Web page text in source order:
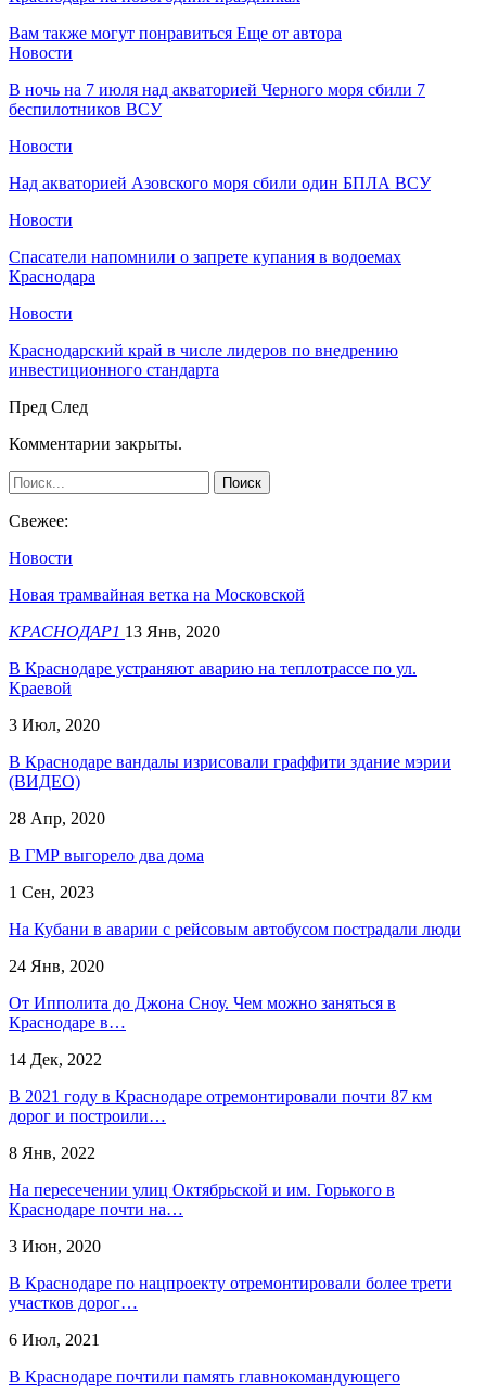
Вам также могут понравиться Еще от автора
Новости
В ночь на 7 июля над акваторией Черного моря сбили 7
беспилотников ВСУ
Новости
Над акваторией Азовского моря сбили один БПЛА ВСУ
Новости
Спасатели напомнили о запрете купания в водоемах
Краснодара
Новости
Краснодарский край в числе лидеров по внедрению
инвестиционного стандарта
Пред След
Комментарии закрыты.
Свежее:
Новости
Новая трамвайная ветка на Московской
КРАСНОДАР1 13 Янв, 2020
В Краснодаре устраняют аварию на теплотрассе по ул.
Краевой
3 Июл, 2020
В Краснодаре вандалы изрисовали граффити здание мэрии
(ВИДЕО)
28 Апр, 2020
В ГМР выгорело два дома
1 Сен, 2023
На Кубани в аварии с рейсовым автобусом пострадали люди
24 Янв, 2020
От Ипполита до Джона Сноу. Чем можно заняться в
Краснодаре в…
14 Дек, 2022
В 2021 году в Краснодаре отремонтировали почти 87 км
дорог и построили…
8 Янв, 2022
На пересечении улиц Октябрьской и им. Горького в
Краснодаре почти на…
3 Июн, 2020
В Краснодаре по нацпроекту отремонтировали более трети
участков дорог…
6 Июл, 2021
В Краснодаре почтили память главнокомандующего